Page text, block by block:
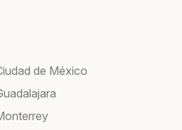
de México